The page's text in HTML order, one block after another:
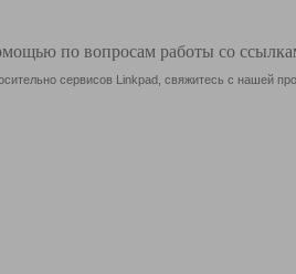
по вопросам работы со
сервисов Linkpad, свяжитесь с нашей